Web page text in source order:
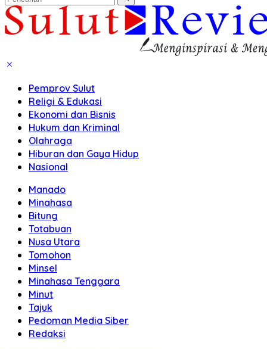
Pemprov Sulut
Religi & Edukasi
Ekonomi dan Bisnis
Hukum dan Kriminal
Olahraga
Hiburan dan Gaya Hidup
Nasional
Manado
Minahasa
Bitung
Totabuan
Nusa Utara
Tomohon
Minsel
Minahasa Tenggara
Minut
Tajuk
Pedoman Media Siber
Redaksi